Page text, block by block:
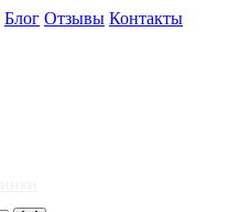
Блог Отзывы Контакты